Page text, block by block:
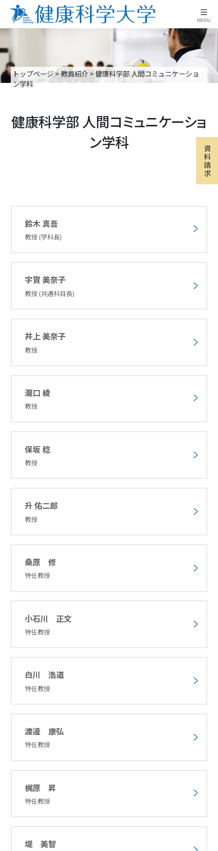
≡
MENU
資
料
請
求
トップページ>教員紹介>健康科学部 人間コミュニケーショ
ン学科
健康科学部 人間コミュニケーショ
ン学科
鈴木 真吾
教授 (学科長)
宇賀 美奈子
教授 (共通科目長)
井上 美奈子
教授
瀧口 綾
教授
保坂 稔
教授
升 佑二郎
教授
桑原 修
特任教授
小石川 正文
特任教授
白川 浩道
特任教授
渡邊 康弘
特任教授
梶原 昇
特任教授
堤 美智